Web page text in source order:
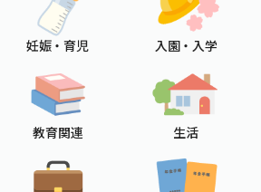
メニューを閉じる
妊娠 ・ 育児 入園 ・ 入学
教育関連 生活